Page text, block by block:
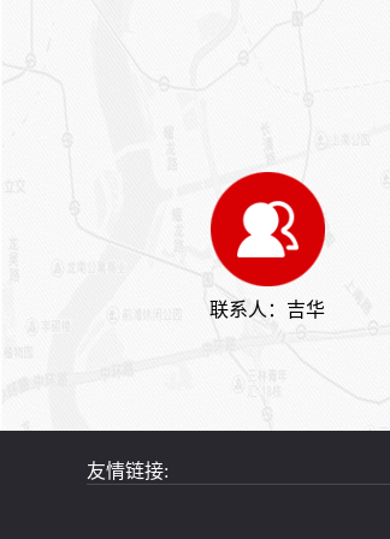
进行沟通。关键词： 上海大
商务租车的注意事项选择租商
租车的类型上海商务租车注意
事项【上海商务租车】商务租
车的服务种类【上海大巴租
车】租大巴车的注意事项上海
大巴租车的预定形式
联系人：吉华
友情链接: